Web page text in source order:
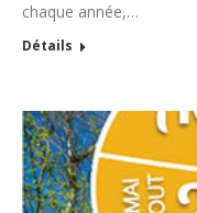
chaque année,…
Détails